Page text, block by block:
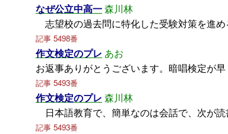
なぜ公立中高一森川林
志望校の過去問に特化した受験対策を進
記事 5498番
作文検定のプレ あお
お返事ありがとうございます。暗唱検定が早
記事 5493番
作文検定のプレ 森川林
日本語教育で、簡単なのは会話で、次が
記事 5493番